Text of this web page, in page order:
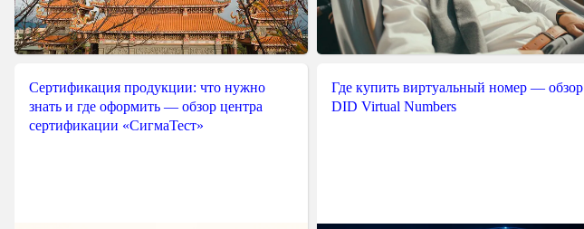
Сертификация продукции: что нужно
знать и где оформить — обзор центра
сертификации «СигмаТест»
Где купить виртуальный номер — обзор
DID Virtual Numbers